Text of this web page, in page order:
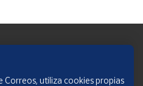
Correos, utiliza cookies propias